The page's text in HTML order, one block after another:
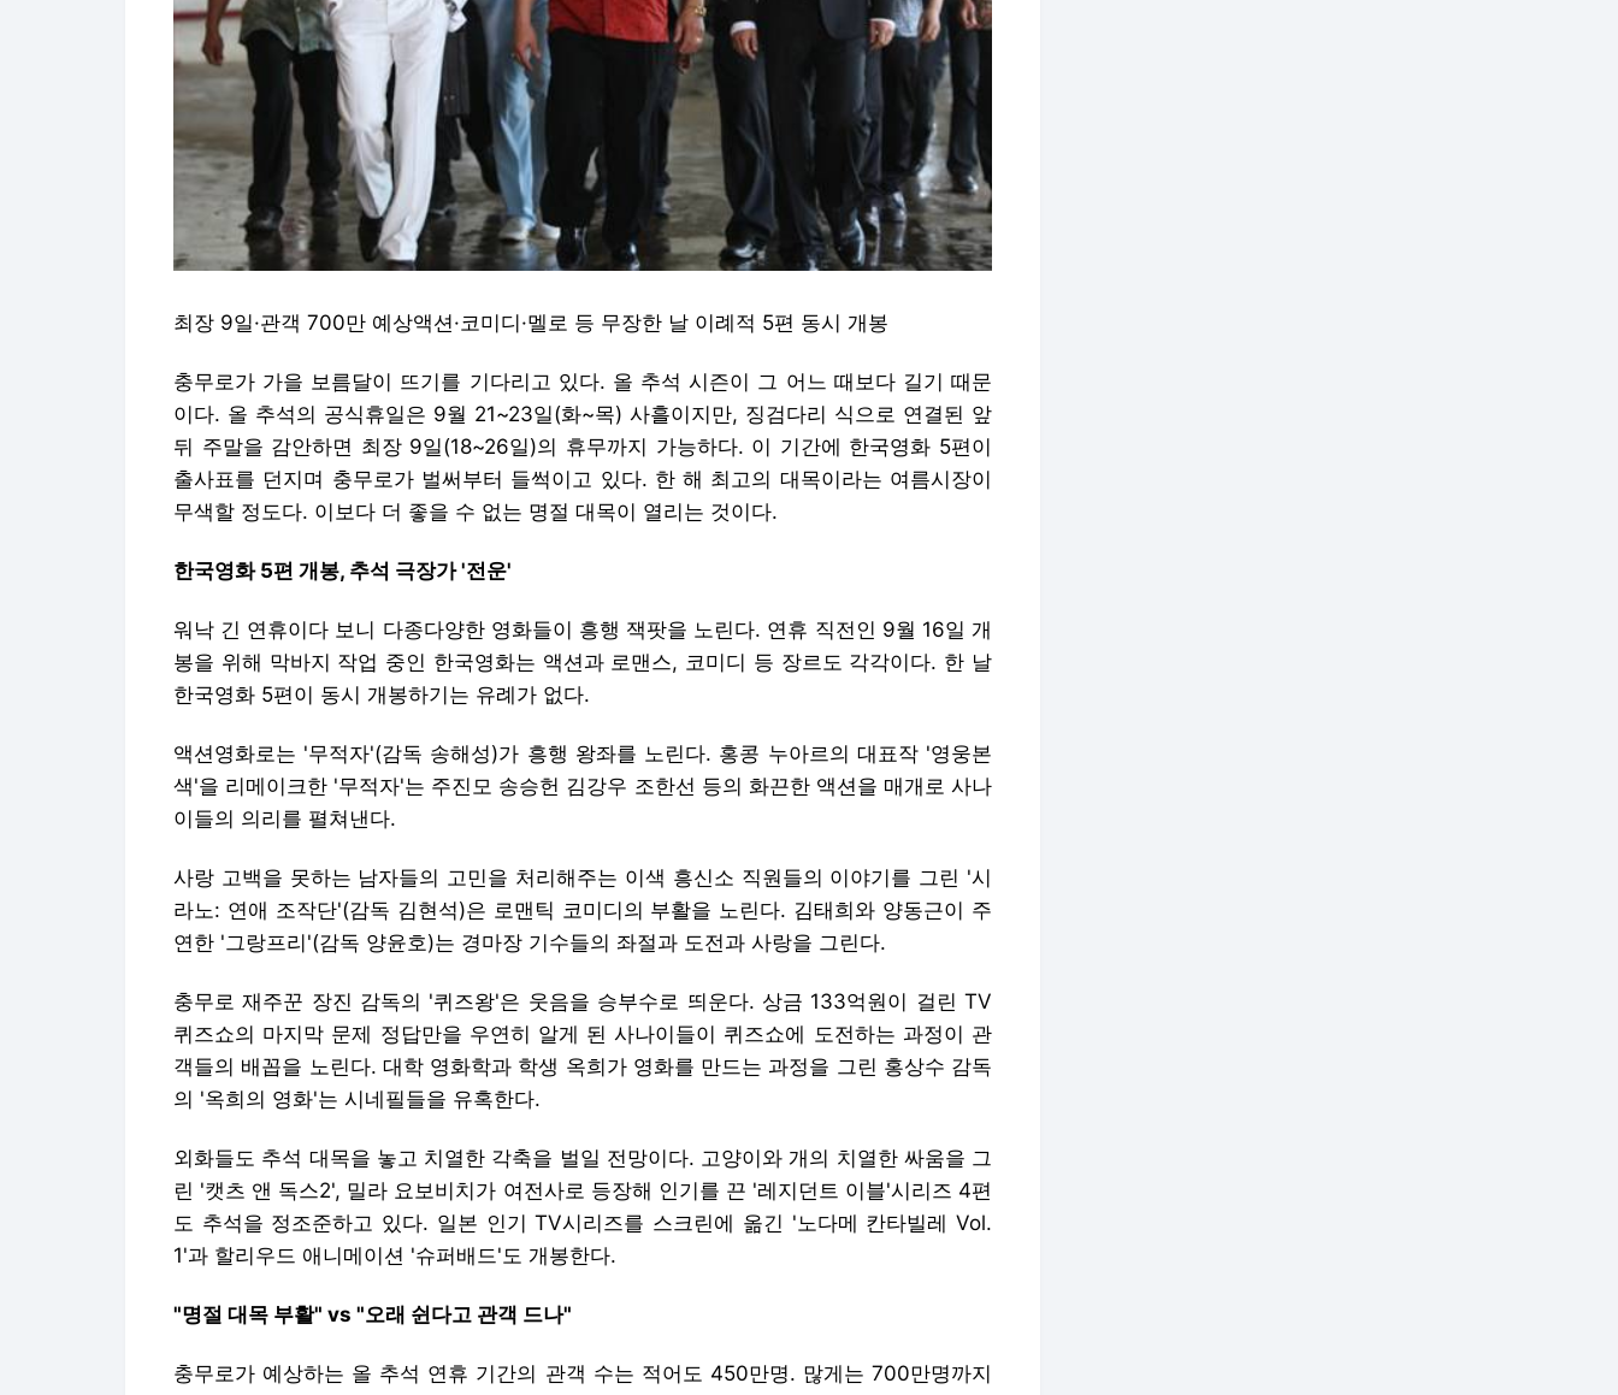
최장 9일·관객 700만 예상액션·코미디·멜로 등 무장한 날 이례적 5편 동시 개봉
충무로가 가을 보름달이 뜨기를 기다리고 있다. 올 추석 시즌이 그 어느 때보다 길기 때문
이다. 올 추석의 공식휴일은 9월 21~23일(화~목) 사흘이지만, 징검다리 식으로 연결된 앞
뒤 주말을 감안하면 최장 9일(18~26일)의 휴무까지 가능하다. 이 기간에 한국영화 5편이
출사표를 던지며 충무로가 벌써부터 들썩이고 있다. 한 해 최고의 대목이라는 여름시장이
무색할 정도다. 이보다 더 좋을 수 없는 명절 대목이 열리는 것이다.
한국영화 5편 개봉, 추석 극장가 '전운'
워낙 긴 연휴이다 보니 다종다양한 영화들이 흥행 잭팟을 노린다. 연휴 직전인 9월 16일 개
봉을 위해 막바지 작업 중인 한국영화는 액션과 로맨스, 코미디 등 장르도 각각이다. 한 날
한국영화 5편이 동시 개봉하기는 유례가 없다.
액션영화로는 '무적자'(감독 송해성)가 흥행 왕좌를 노린다. 홍콩 누아르의 대표작 '영웅본
색'을 리메이크한 '무적자'는 주진모 송승헌 김강우 조한선 등의 화끈한 액션을 매개로 사나
이들의 의리를 펼쳐낸다.
사랑 고백을 못하는 남자들의 고민을 처리해주는 이색 흥신소 직원들의 이야기를 그린 '시
라노: 연애 조작단'(감독 김현석)은 로맨틱 코미디의 부활을 노린다. 김태희와 양동근이 주
연한 '그랑프리'(감독 양윤호)는 경마장 기수들의 좌절과 도전과 사랑을 그린다.
충무로 재주꾼 장진 감독의 '퀴즈왕'은 웃음을 승부수로 띄운다. 상금 133억원이 걸린 TV
퀴즈쇼의 마지막 문제 정답만을 우연히 알게 된 사나이들이 퀴즈쇼에 도전하는 과정이 관
객들의 배꼽을 노린다. 대학 영화학과 학생 옥희가 영화를 만드는 과정을 그린 홍상수 감독
의 '옥희의 영화'는 시네필들을 유혹한다.
외화들도 추석 대목을 놓고 치열한 각축을 벌일 전망이다. 고양이와 개의 치열한 싸움을 그
린 '캣츠 앤 독스2', 밀라 요보비치가 여전사로 등장해 인기를 끈 '레지던트 이블'시리즈 4편
도 추석을 정조준하고 있다. 일본 인기 TV시리즈를 스크린에 옮긴 '노다메 칸타빌레 Vol.
1'과 할리우드 애니메이션 '슈퍼배드'도 개봉한다.
"명절 대목 부활" vs "오래 쉰다고 관객 드나"
충무로가 예상하는 올 추석 연휴 기간의 관객 수는 적어도 450만명. 많게는 700만명까지